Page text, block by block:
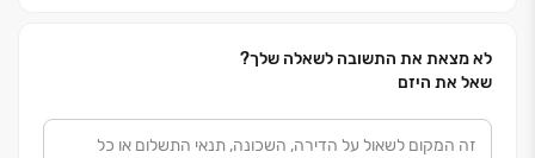
לא מצאת את התשובה לשאלה שלך?
שאל את היזם